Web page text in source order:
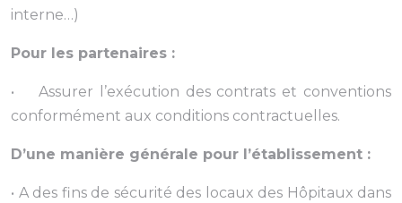
interne…)
Pour les partenaires :
• Assurer l’exécution des contrats et conventions
conformément aux conditions contractuelles.
D’une manière générale pour l’établissement :
• A des fins de sécurité des locaux des Hôpitaux dans